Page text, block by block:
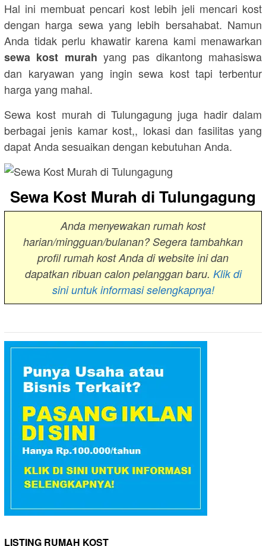
Hal ini membuat pencari kost lebih jeli mencari kost
dengan harga sewa yang lebih bersahabat. Namun
Anda tidak perlu khawatir karena kami menawarkan
sewa kost murah yang pas dikantong mahasiswa
dan karyawan yang ingin sewa kost tapi terbentur
harga yang mahal.
Sewa kost murah di Tulungagung juga hadir dalam
berbagai jenis kamar kost,, lokasi dan fasilitas yang
dapat Anda sesuaikan dengan kebutuhan Anda.
Sewa Kost Murah di Tulungagung
Anda menyewakan rumah kost
harian/mingguan/bulanan? Segera tambahkan
profil rumah kost Anda di website ini dan
dapatkan ribuan calon pelanggan baru. Klik di
sini untuk informasi selengkapnya!
LISTING RUMAH KOST